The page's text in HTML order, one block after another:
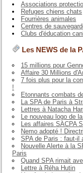
Associations
Refuges chiens chats
Fourrières animales
Centres de
Clubs d'éducation
Les NEWS de la
15 millions pour
Affaire 30 Millions
7 fois plus pour la
!
Etonnants combats
La SPA de Paris à
Lettres à Natacha
Le nouveau logo de
Les affaires SACPA
Nemo adopté !
SPA de Paris : faut-il
Nouvelle Alerte à la
Paris
Quand SPA rimait
Lettre à Réha Hutin